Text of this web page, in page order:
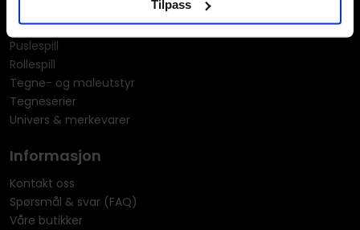
Tilpass
Miniatyrspill
Puslespill
Rollespill
Tegne- og maleutstyr
Tegneserier
Univers & merkevarer
Informasjon
Kontakt oss
Spørsmål & svar (FAQ)
Våre butikker